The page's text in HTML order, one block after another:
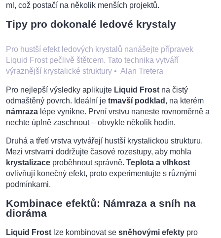
ml, což postačí na několik menších projektů.
Tipy pro dokonalé ledové krystaly
Pro hustší efekt ledových krystalů nanášejte přípravek
Liquid Frost pečlivě štětcem. Tato technika vytváří
výraznější krystalické struktury • Alan Tretera
Pro nejlepší výsledky aplikujte Liquid Frost na čistý
odmaštěný povrch. Ideální je tmavší podklad , na kterém
námraza lépe vynikne. První vrstvu naneste rovnoměrně a
nechte úplně zaschnout – obvykle několik hodin.
Druhá a třetí vrstva vytvářejí hustší krystalickou strukturu.
Mezi vrstvami dodržujte časové rozestupy, aby mohla
krystalizace proběhnout správně. Teplota a vlhkost
ovlivňují konečný efekt, proto experimentujte s různými
podmínkami.
Kombinace efektů: Námraza a sníh na
dioráma
Liquid Frost lze kombinovat se sněhovými efekty pro